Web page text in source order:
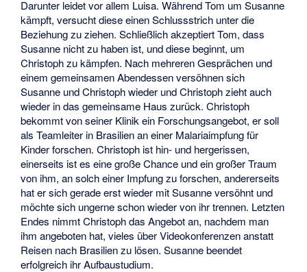
Darunter leidet vor allem Luisa. Während Tom um Susanne
kämpft, versucht diese einen Schlussstrich unter die
Beziehung zu ziehen. Schließlich akzeptiert Tom, dass
Susanne nicht zu haben ist, und diese beginnt, um
Christoph zu kämpfen. Nach mehreren Gesprächen und
einem gemeinsamen Abendessen versöhnen sich
Susanne und Christoph wieder und Christoph zieht auch
wieder in das gemeinsame Haus zurück. Christoph
bekommt von seiner Klinik ein Forschungsangebot, er soll
als Teamleiter in Brasilien an einer Malariaimpfung für
Kinder forschen. Christoph ist hin- und hergerissen,
einerseits ist es eine große Chance und ein großer Traum
von ihm, an solch einer Impfung zu forschen, andererseits
hat er sich gerade erst wieder mit Susanne versöhnt und
möchte sich ungerne schon wieder von ihr trennen. Letzten
Endes nimmt Christoph das Angebot an, nachdem man
ihm angeboten hat, vieles über Videokonferenzen anstatt
Reisen nach Brasilien zu lösen. Susanne beendet
erfolgreich ihr Aufbaustudium.